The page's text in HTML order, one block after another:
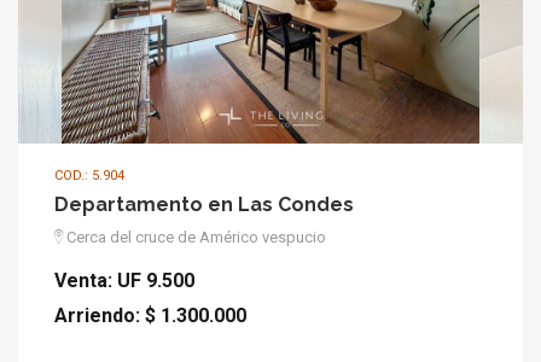
COD.: 5.904
Departamento en Las Condes
Cerca del cruce de Américo vespucio
Venta: UF 9.500
Arriendo: $ 1.300.000